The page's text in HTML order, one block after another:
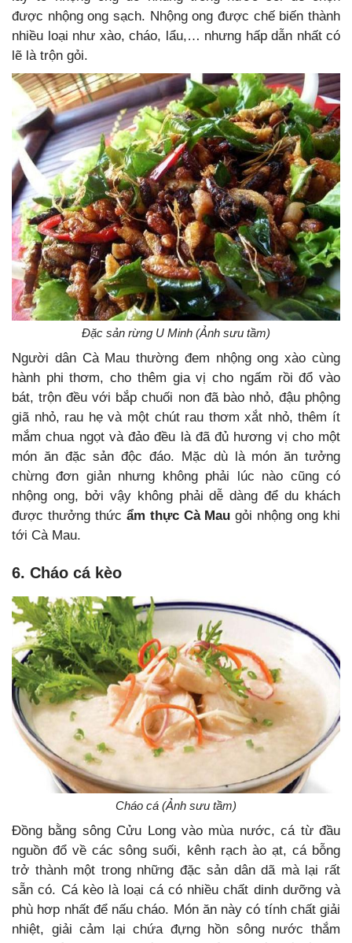
được nhộng ong sạch. Nhộng ong được chế biến thành
nhiều loại như xào, cháo, lẩu,… nhưng hấp dẫn nhất có
lẽ là trộn gỏi.
Đặc sản rừng U Minh (Ảnh sưu tầm)
Người dân Cà Mau thường đem nhộng ong xào cùng
hành phi thơm, cho thêm gia vị cho ngấm rồi đổ vào
bát, trộn đều với bắp chuối non đã bào nhỏ, đậu phộng
giã nhỏ, rau hẹ và một chút rau thơm xắt nhỏ, thêm ít
mắm chua ngọt và đảo đều là đã đủ hương vị cho một
món ăn đặc sản độc đáo. Mặc dù là món ăn tưởng
chừng đơn giản nhưng không phải lúc nào cũng có
nhộng ong, bởi vậy không phải dễ dàng để du khách
được thưởng thức ẩm thực Cà Mau gỏi nhộng ong khi
tới Cà Mau.
6. Cháo cá kèo
Cháo cá (Ảnh sưu tầm)
Đồng bằng sông Cửu Long vào mùa nước, cá từ đầu
nguồn đổ về các sông suối, kênh rạch ào ạt, cá bỗng
trở thành một trong những đặc sản dân dã mà lại rất
sẵn có. Cá kèo là loại cá có nhiều chất dinh dưỡng và
phù hơp nhất để nấu cháo. Món ăn này có tính chất giải
nhiệt, giải cảm lại chứa đựng hồn sông nước thắm